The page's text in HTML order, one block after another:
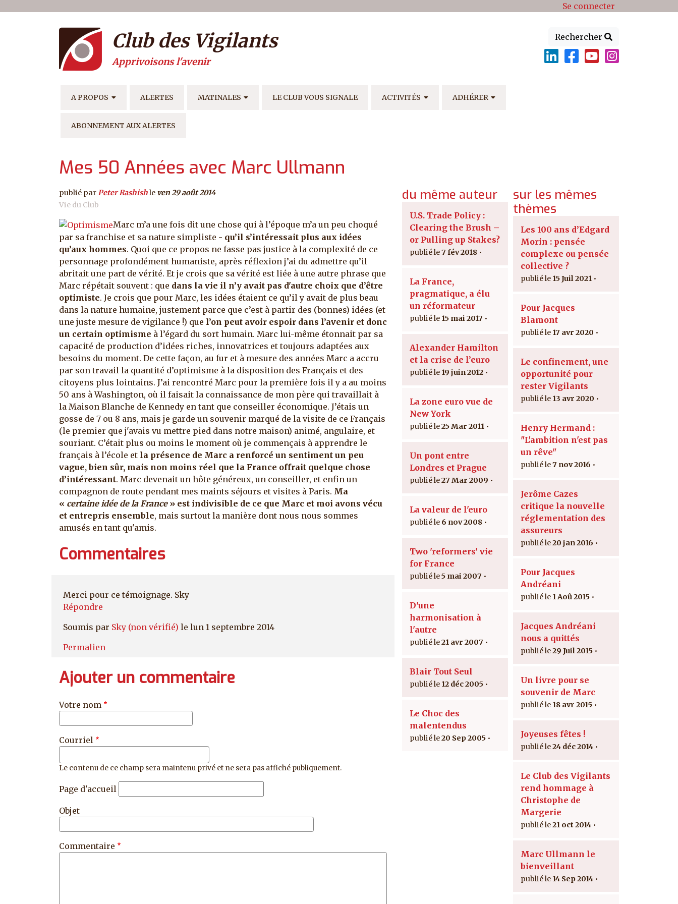
Menu du compte de l'utilisateur Se connecter
Rechercher
Club des Vigilants
Apprivoisons l'avenir
NAVIGATION PRINCIPALE
A PROPOS ALERTES MATINALES LE CLUB VOUS SIGNALE ACTIVITÉS ADHÉRER
ABONNEMENT AUX ALERTES
Mes 50 Années avec Marc Ullmann
publié par Peter Rashishle ven 29 août 2014
Vie du Club
Marc m’a une fois dit une chose qui à l’époque m’a un peu choqué
par sa franchise et sa nature simpliste - qu’il s’intéressait plus aux idées
qu’aux hommes. Quoi que ce propos ne fasse pas justice à la complexité de ce
personnage profondément humaniste, après réflexion j’ai du admettre qu’il
abritait une part de vérité. Et je crois que sa vérité est liée à une autre phrase que
Marc répétait souvent : que dans la vie il n’y avait pas d'autre choix que d’être
optimiste. Je crois que pour Marc, les idées étaient ce qu’il y avait de plus beau
dans la nature humaine, justement parce que c’est à partir des (bonnes) idées (et
une juste mesure de vigilance !) que l’on peut avoir espoir dans l’avenir et donc
un certain optimisme à l’égard du sort humain. Marc lui-même étonnait par sa
capacité de production d’idées riches, innovatrices et toujours adaptées aux
besoins du moment. De cette façon, au fur et à mesure des années Marc a accru
par son travail la quantité d’optimisme à la disposition des Français et des
citoyens plus lointains. J’ai rencontré Marc pour la première fois il y a au moins
50 ans à Washington, où il faisait la connaissance de mon père qui travaillait à
la Maison Blanche de Kennedy en tant que conseiller économique. J’étais un
gosse de 7 ou 8 ans, mais je garde un souvenir marqué de la visite de ce Français
(le premier que j'avais vu mettre pied dans notre maison) animé, angulaire, et
souriant. C’était plus ou moins le moment où je commençais à apprendre le
français à l’école et la présence de Marc a renforcé un sentiment un peu
vague, bien sûr, mais non moins réel que la France offrait quelque chose
d’intéressant. Marc devenait un hôte généreux, un conseiller, et enfin un
compagnon de route pendant mes maints séjours et visites à Paris. Ma
« certaine idée de la France» est indivisible de ce que Marc et moi avons vécu
et entrepris ensemble, mais surtout la manière dont nous nous sommes
amusés en tant qu'amis.
Commentaires
Merci pour ce témoignage. Sky
Répondre
Soumis par Sky (non vérifié) le lun 1 septembre 2014
Permalien
Ajouter un commentaire
Votre nom
Courriel
Le contenu de ce champ sera maintenu privé et ne sera pas affiché publiquement.
Page d'accueil
Objet
Commentaire
du même auteur
U.S. Trade Policy :
Clearing the Brush –
or Pulling up Stakes?
7 fév 2018
La France,
pragmatique, a élu
un réformateur
15 mai 2017
Alexander Hamilton
et la crise de l’euro
19 juin 2012
La zone euro vue de
New York
25 Mar 2011
Un pont entre
Londres et Prague
27 Mar 2009
La valeur de l'euro
6 nov 2008
Two 'reformers' vie
for France
5 mai 2007
D'une
harmonisation à
l'autre
21 avr 2007
Blair Tout Seul
12 déc 2005
Le Choc des
malentendus
20 Sep 2005
sur les mêmes
thèmes
Les 100 ans d’Edgard
Morin : pensée
complexe ou pensée
collective ?
15 Juil 2021
Pour Jacques
Blamont
17 avr 2020
Le confinement, une
opportunité pour
rester Vigilants
13 avr 2020
Henry Hermand :
"L'ambition n'est pas
un rêve"
7 nov 2016
Jerôme Cazes
critique la nouvelle
réglementation des
assureurs
20 jan 2016
Pour Jacques
Andréani
1 Aoû 2015
Jacques Andréani
nous a quittés
29 Juil 2015
Un livre pour se
souvenir de Marc
18 avr 2015
Joyeuses fêtes !
24 déc 2014
Le Club des Vigilants
rend hommage à
Christophe de
Margerie
21 oct 2014
Marc Ullmann le
bienveillant
14 Sep 2014